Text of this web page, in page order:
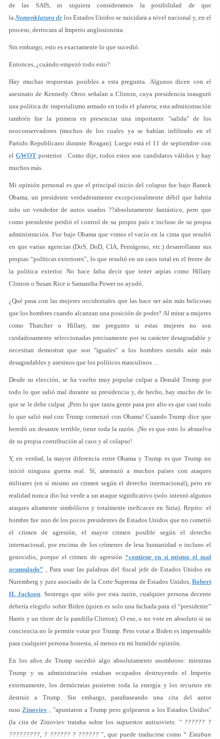
de las SAIS, ni siquiera consideramos la posibilidad de que
la Nomenklatura de los Estados Unidos se suicidara a nivel nacional y, en el
proceso, derrocara al Imperio anglosionista.
Sin embargo, esto es exactamente lo que sucedió.
Entonces, ¿cuándo empezó todo esto?
Hay muchas respuestas posibles a esta pregunta. Algunos dicen con el
asesinato de Kennedy. Otros señalan a Clinton, cuya presidencia inauguró
una política de imperialismo armado en todo el planeta; esta administración
también fue la primera en presenciar una importante "salida" de los
neoconservadores (muchos de los cuales ya se habían infiltrado en el
Partido Republicano durante Reagan). Luego está el 11 de septiembre con
elGWOT posterior . Como dije, todos estos son candidatos válidos y hay
muchos más.
Mi opinión personal es que el principal inicio del colapso fue bajo Barack
Obama, un presidente verdaderamente excepcionalmente débil que habría
sido un vendedor de autos usados ??absolutamente fantástico, pero que
como presidente perdió el control de su propio país e incluso de su propia
administración. Fue bajo Obama que vimos el vacío en la cima que resultó
en que varias agencias (DoS, DoD, CIA, Pentágono, etc.) desarrollaran sus
propias “políticas exteriores”, lo que resultó en un caos total en el frente de
la política exterior. No hace falta decir que tener arpías como Hillary
Clinton o Susan Rice o Samantha Power no ayudó.
¿Qué pasa con las mujeres occidentales que las hace ser aún más belicosas
que los hombres cuando alcanzan una posición de poder? Al mirar a mujeres
como Thatcher o Hillary, me pregunto si estas mujeres no son
cuidadosamente seleccionadas precisamente por su carácter desagradable y
necesitan demostrar que son "iguales" a los hombres siendo aún más
desagradables y asesinos que los políticos masculinos ...
Desde su elección, se ha vuelto muy popular culpar a Donald Trump por
todo lo que salió mal durante su presidencia y, de hecho, hay mucho de lo
que se le debe culpar. ¡Pero lo que tanta gente pasa por alto es que casi todo
lo que salió mal con Trump comenzó con Obama! Cuando Trump dice que
heredó un desastre terrible, tiene toda la razón. ¡No es que esto lo absuelva
de su propia contribución al caos y al colapso!
Y, en verdad, la mayor diferencia entre Obama y Trump es que Trump no
inició ninguna guerra real. Sí, amenazó a muchos países con ataques
militares (en sí mismo un crimen según el derecho internacional), pero en
realidad nunca dio luz verde a un ataque significativo (solo intentó algunos
ataques altamente simbólicos y totalmente ineficaces en Siria). Repito: el
hombre fue uno de los pocos presidentes de Estados Unidos que no cometió
el crimen de agresión, el mayor crimen posible según el derecho
internacional, por encima de los crímenes de lesa humanidad o incluso el
genocidio, porque el crimen de agresión “contiene en sí mismo el mal
acumulado” , Para usar las palabras del fiscal jefe de Estados Unidos en
Nuremberg y juez asociado de la Corte Suprema de Estados Unidos, Robert
H. Jackson. Sostengo que sólo por esta razón, cualquier persona decente
debería elegirlo sobre Biden (quien es solo una fachada para el “presidente”
Harris y un títere de la pandilla Clinton). O eso, o no vote en absoluto si su
conciencia no le permite votar por Trump. Pero votar a Biden es impensable
para cualquier persona honesta, al menos en mi humilde opinión.
En los años de Trump sucedió algo absolutamente asombroso: mientras
Trump y su administración estaban ocupados destruyendo el Imperio
externamente, los demócratas pusieron toda la energía y los recursos en
destruir a Trump. Sin embargo, parafraseando una cita del autor
rusoZinoviev , "apuntaron a Trump pero golpearon a los Estados Unidos"
(la cita de Zinoviev trataba sobre los supuestos antisoviets: " ?????? ?
?????????, ? ?????? ? ?????? ", que puede traducirse como “Estaban